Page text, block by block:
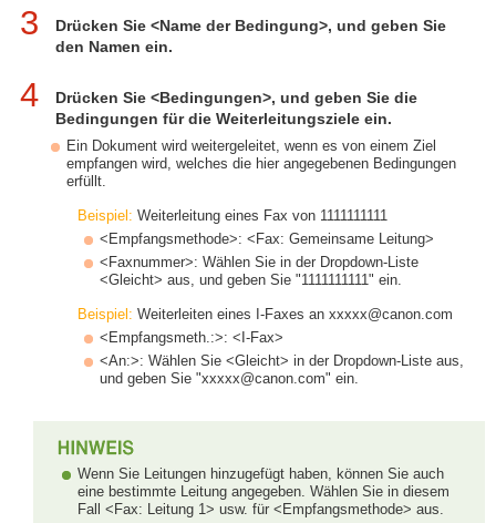
3
Drücken Sie <Name der Bedingung>, und geben Sie
den Namen ein.
4
Drücken Sie <Bedingungen>, und geben Sie die
Bedingungen für die Weiterleitungsziele ein.
Ein Dokument wird weitergeleitet, wenn es von einem Ziel
empfangen wird, welches die hier angegebenen Bedingungen
erfüllt.
Beispiel: Weiterleitung eines Fax von 1111111111
<Empfangsmethode>: <Fax: Gemeinsame Leitung>
<Faxnummer>: Wählen Sie in der Dropdown-Liste
<Gleicht> aus, und geben Sie "1111111111" ein.
Beispiel: Weiterleiten eines I-Faxes an xxxxx@canon.com
<Empfangsmeth.:>: <I-Fax>
<An:>: Wählen Sie <Gleicht> in der Dropdown-Liste aus,
und geben Sie "xxxxx@canon.com" ein.
Wenn Sie Leitungen hinzugefügt haben, können Sie auch
eine bestimmte Leitung angegeben. Wählen Sie in diesem
Fall <Fax: Leitung 1> usw. für <Empfangsmethode> aus.